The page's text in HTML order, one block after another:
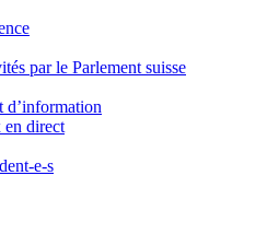
par le Parlement suisse
d’information
direct
e-s